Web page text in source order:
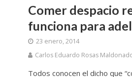
Comer despacio
funciona para
23 enero, 2014
Carlos Eduardo Rosas
Todos conocen el dicho que